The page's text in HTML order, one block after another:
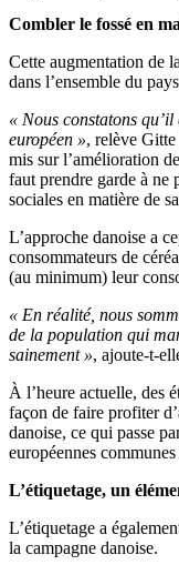
Combler le fossé en
Cette augmentation de
dans l’ensemble du
« Nous constatons
européen », relève
mis sur l’amélioration
faut prendre garde à ne
sociales en matière de
L’approche danoise a
consommateurs de
(au minimum) leur
« En réalité, nous
de la population qui
sainement », ajoute-t-
À l’heure actuelle, des
façon de faire profiter
danoise, ce qui passe
européennes
L’étiquetage, un
L’étiquetage a
la campagne danoise.